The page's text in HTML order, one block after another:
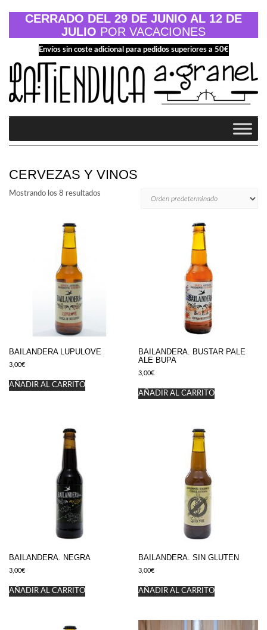
CERRADO DEL 29 DE JUNIO AL 12 DE
JULIO POR VACACIONES
Envíos sin coste adicional para pedidos superiores a 50€
CERVEZAS Y VINOS
Mostrando los 8 resultados
BAILANDERA LUPULOVE
3,00€
AÑADIR AL CARRITO
BAILANDERA. BUSTAR PALE
ALE BUPA
3,00€
AÑADIR AL CARRITO
BAILANDERA. NEGRA
3,00€
AÑADIR AL CARRITO
BAILANDERA. SIN GLUTEN
3,00€
AÑADIR AL CARRITO